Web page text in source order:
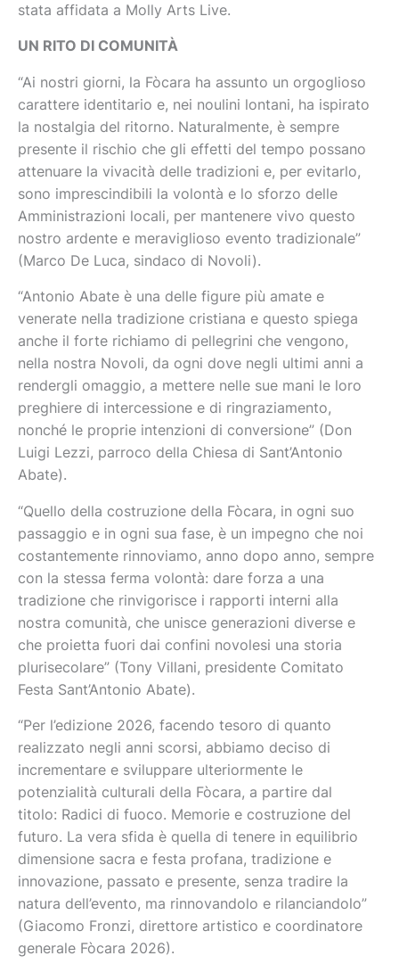
stata affidata a Molly Arts Live.
UN RITO DI COMUNITÀ
“Ai nostri giorni, la Fòcara ha assunto un orgoglioso
carattere identitario e, nei noulini lontani, ha ispirato
la nostalgia del ritorno. Naturalmente, è sempre
presente il rischio che gli effetti del tempo possano
attenuare la vivacità delle tradizioni e, per evitarlo,
sono imprescindibili la volontà e lo sforzo delle
Amministrazioni locali, per mantenere vivo questo
nostro ardente e meraviglioso evento tradizionale”
(Marco De Luca, sindaco di Novoli).
“Antonio Abate è una delle figure più amate e
venerate nella tradizione cristiana e questo spiega
anche il forte richiamo di pellegrini che vengono,
nella nostra Novoli, da ogni dove negli ultimi anni a
rendergli omaggio, a mettere nelle sue mani le loro
preghiere di intercessione e di ringraziamento,
nonché le proprie intenzioni di conversione” (Don
Luigi Lezzi, parroco della Chiesa di Sant’Antonio
Abate).
“Quello della costruzione della Fòcara, in ogni suo
passaggio e in ogni sua fase, è un impegno che noi
costantemente rinnoviamo, anno dopo anno, sempre
con la stessa ferma volontà: dare forza a una
tradizione che rinvigorisce i rapporti interni alla
nostra comunità, che unisce generazioni diverse e
che proietta fuori dai confini novolesi una storia
plurisecolare” (Tony Villani, presidente Comitato
Festa Sant’Antonio Abate).
“Per l’edizione 2026, facendo tesoro di quanto
realizzato negli anni scorsi, abbiamo deciso di
incrementare e sviluppare ulteriormente le
potenzialità culturali della Fòcara, a partire dal
titolo: Radici di fuoco. Memorie e costruzione del
futuro. La vera sfida è quella di tenere in equilibrio
dimensione sacra e festa profana, tradizione e
innovazione, passato e presente, senza tradire la
natura dell’evento, ma rinnovandolo e rilanciandolo”
(Giacomo Fronzi, direttore artistico e coordinatore
generale Fòcara 2026).